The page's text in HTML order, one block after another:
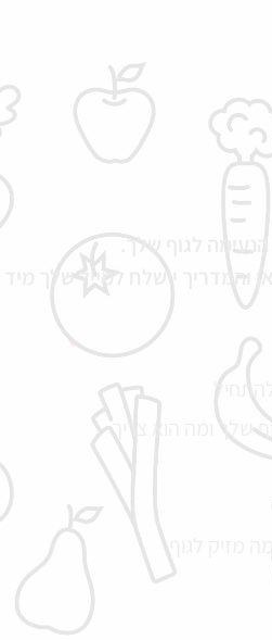
הנעימה לגוף שלך.
יישלח למייל שלך מיד
שלך ומה הוא צריך
מזיק לגוף